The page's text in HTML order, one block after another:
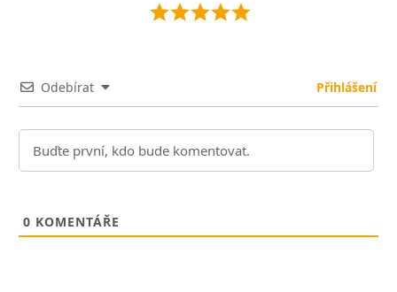
Odebírat Přihlášení
0 KOMENTÁŘE